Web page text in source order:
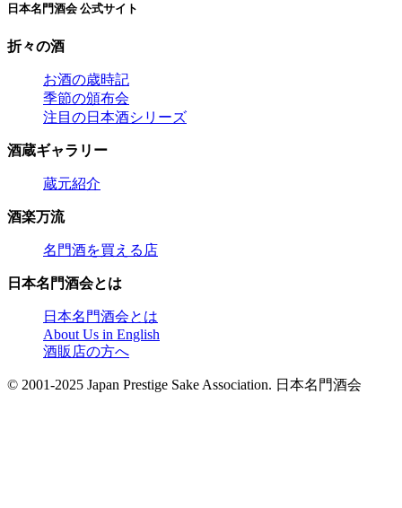
日本名門酒会 公式サイト
折々の酒
お酒の歳時記
季節の頒布会
注目の日本酒シリーズ
酒蔵ギャラリー
蔵元紹介
酒楽万流
名門酒を買える店
日本名門酒会とは
日本名門酒会とは
About Us in English
酒販店の方へ
© 2001-2025 Japan Prestige Sake Association. 日本名門酒会